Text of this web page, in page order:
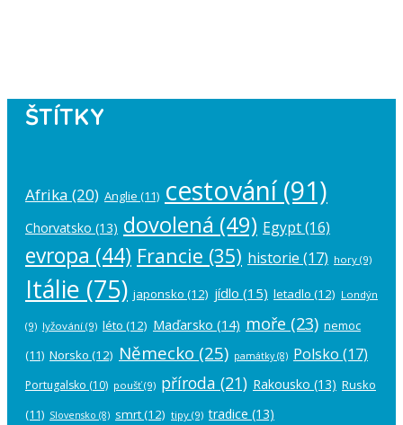
ŠTÍTKY
Afrika (20) Anglie (11) cestování(91)
Chorvatsko (13) dovolená (49) Egypt(16)
evropa (44) Francie (35) historie (17) hory (9)
Itálie (75) japonsko (12) jídlo (15) letadlo (12) Londýn
(9) lyžování (9) léto (12) Maďarsko (14) moře (23) nemoc
(11) Norsko (12) Německo (25) památky(8) Polsko (17)
Portugalsko (10) poušť(9) příroda (21) Rakousko (13) Rusko
(11) Slovensko (8) smrt(12) tipy (9) tradice (13)